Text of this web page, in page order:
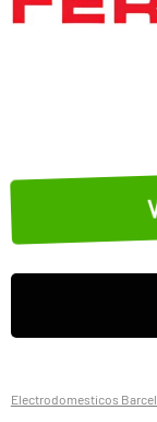
Electrodomesticos